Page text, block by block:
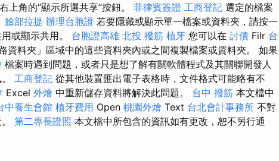
上角的“顯示所選共享”按鈕。 菲律賓簽證 工商登記 選定的檔案
臉部拉提 辦理台胞證 若要隱藏或顯示單一檔案或資料夾，請按一
或顯示共用。 台胞證高雄 北投 撥筋 植牙 您可以在 討債 Filr 台
資料夾」區域中的這些資料夾內或之間複製檔案或資料夾。 如果
檔案時遇到問題，或者只是想了解有關軟體程式及其關聯開發人
工商登記 從其他裝置匯出電子表格時，文件格式可能略有不
Excel 外燴 中重新儲存資料將解決此問題。 台中 撥筋 本文檔中
中養生會館 植牙費用 Open 桃園外燴 Text 台北會計事務所 不對
第二專長證照 本文檔中所包含的資訊如有更改，恕不另行通